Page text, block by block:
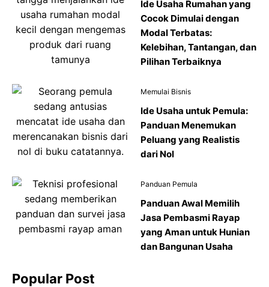
Ide Usaha Rumahan yang
Cocok Dimulai dengan
Modal Terbatas:
Kelebihan, Tantangan, dan
Pilihan Terbaiknya
Memulai Bisnis
Ide Usaha untuk Pemula:
Panduan Menemukan
Peluang yang Realistis
dari Nol
Panduan Pemula
Panduan Awal Memilih
Jasa Pembasmi Rayap
yang Aman untuk Hunian
dan Bangunan Usaha
Popular Post